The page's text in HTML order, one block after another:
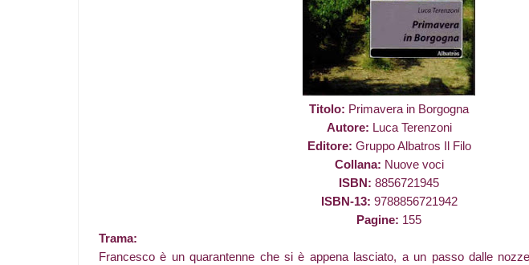
Titolo: Primavera in Borgogna
Autore: Luca Terenzoni
Editore: Gruppo Albatros Il Filo
Collana: Nuove voci
ISBN: 8856721945
ISBN-13: 9788856721942
Pagine: 155
Trama:
Francesco è un quarantenne che si è appena lasciato, a un passo dalle